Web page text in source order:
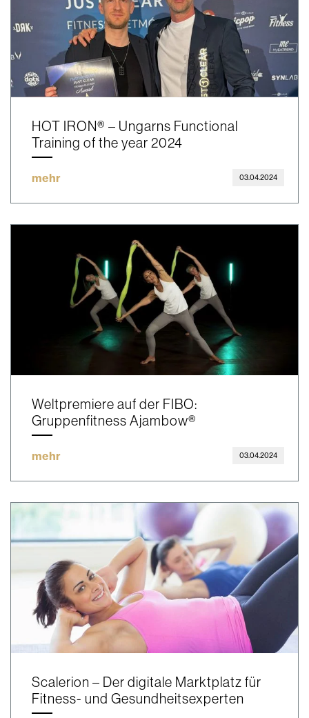
HOT IRON® – Ungarns Functional
Training of the year 2024
mehr 03.04.2024
Weltpremiere auf der FIBO:
Gruppenfitness Ajambow®
mehr 03.04.2024
Scalerion – Der digitale Marktplatz für
Fitness- und Gesundheitsexperten